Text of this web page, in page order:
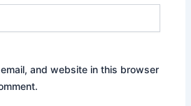
and website in this browser